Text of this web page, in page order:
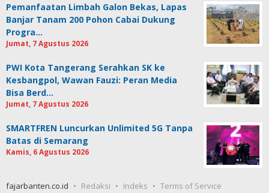
Pemanfaatan Limbah Galon Bekas, Lapas
Banjar Tanam 200 Pohon Cabai Dukung
Progra…
Jumat, 7 Agustus 2026
PWI Kota Tangerang Serahkan SK ke
Kesbangpol, Wawan Fauzi: Peran Media
Bisa Berd…
Jumat, 7 Agustus 2026
SMARTFREN Luncurkan Unlimited 5G Tanpa
Batas di Semarang
Kamis, 6 Agustus 2026
fajarbanten.co.id Redaksi Indeks Terms of Service